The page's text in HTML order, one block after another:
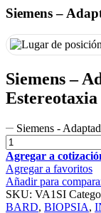
Siemens –
Siemens –
Estereotaxia
Siemens -
Agregar a
Agregar a favoritos
Añadir para
SKU: VA1SI
BARD, BIOPSIA,